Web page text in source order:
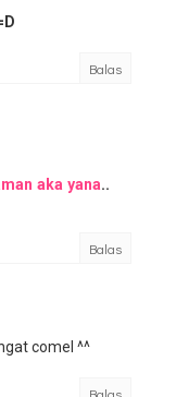
Balas
aka yana..
Balas
comel ^^
Balas